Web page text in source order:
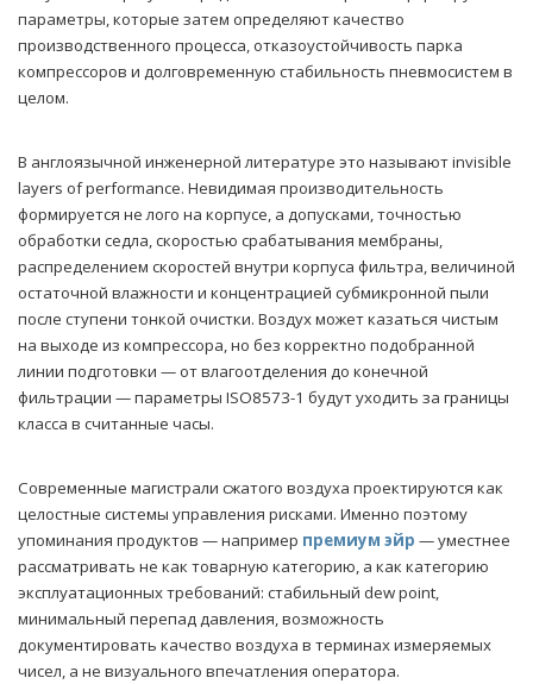
параметры, которые затем определяют качество
производственного процесса, отказоустойчивость парка
компрессоров и долговременную стабильность пневмосистем в
целом.
В англоязычной инженерной литературе это называют invisible
layers of performance. Невидимая производительность
формируется не лого на корпусе, а допусками, точностью
обработки седла, скоростью срабатывания мембраны,
распределением скоростей внутри корпуса фильтра, величиной
остаточной влажности и концентрацией субмикронной пыли
после ступени тонкой очистки. Воздух может казаться чистым
на выходе из компрессора, но без корректно подобранной
линии подготовки — от влагоотделения до конечной
фильтрации — параметры ISO8573-1 будут уходить за границы
класса в считанные часы.
Современные магистрали сжатого воздуха проектируются как
целостные системы управления рисками. Именно поэтому
упоминания продуктов — например премиум эйр — уместнее
рассматривать не как товарную категорию, а как категорию
эксплуатационных требований: стабильный dew point,
минимальный перепад давления, возможность
документировать качество воздуха в терминах измеряемых
чисел, а не визуального впечатления оператора.